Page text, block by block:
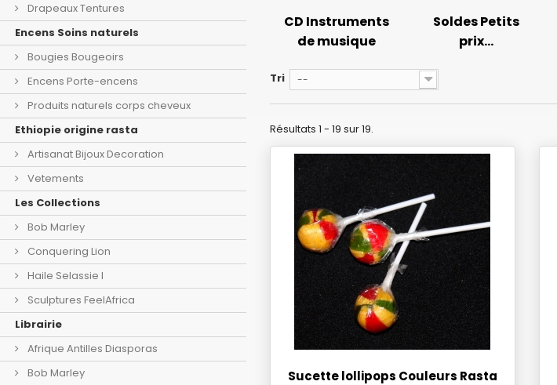
Drapeaux Tentures
Encens Soins naturels
Bougies Bougeoirs
Encens Porte-encens
Produits naturels corps cheveux
Ethiopie origine rasta
Artisanat Bijoux Decoration
Vetements
Les Collections
Bob Marley
Conquering Lion
Haile Selassie I
Sculptures FeelAfrica
Librairie
Afrique Antilles Diasporas
Bob Marley
CD Instruments
de musique
Soldes Petits
prix...
Tri --
Résultats 1 - 19 sur 19.
Sucette lollipops Couleurs Rasta